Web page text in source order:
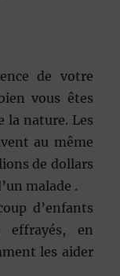
de votre
vous êtes
la nature. Les
au même
de dollars
malade .
d’enfants
effrayés, en
les aider